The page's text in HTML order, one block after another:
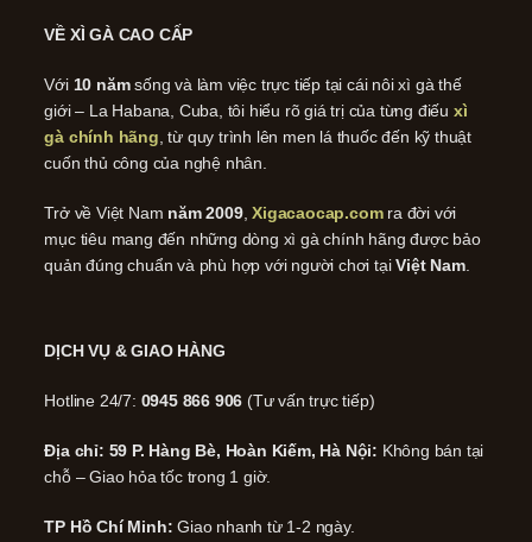
VỀ XÌ GÀ CAO CẤP
Với 10 nămsống và làm việc trực tiếp tại cái nôi xì gà thế
giới – La Habana, Cuba, tôi hiểu rõ giá trị của từng điếu xì
gà chính hãng , từ quy trình lên men lá thuốc đến kỹ thuật
cuốn thủ công của nghệ nhân.
Trở về Việt Nam năm 2009,Xigacaocap.comra đời với
mục tiêu mang đến những dòng xì gà chính hãng được bảo
quản đúng chuẩn và phù hợp với người chơi tạiViệt Nam.
DỊCH VỤ & GIAO HÀNG
Hotline 24/7: 0945 866 906 (Tư vấn trực tiếp)
Địa chỉ: 59 P. Hàng Bè, Hoàn Kiếm, Hà Nội: Không bán tại
chỗ – Giao hỏa tốc trong 1 giờ.
TP Hồ Chí Minh: Giao nhanh từ 1-2 ngày.